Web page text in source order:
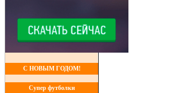
С НОВЫМ ГОДОМ!
Супер футболки